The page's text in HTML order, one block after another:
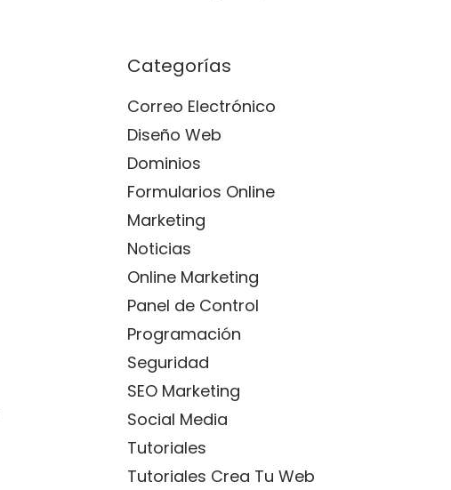
Categorías
Correo Electrónico
Diseño Web
Dominios
Formularios Online
Marketing
Noticias
Online Marketing
Panel de Control
Programación
Seguridad
SEO Marketing
Social Media
Tutoriales
Tutoriales Crea Tu Web